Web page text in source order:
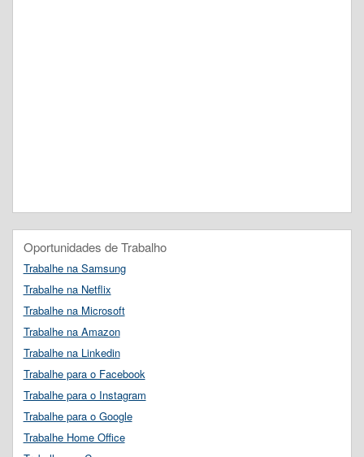
Oportunidades de Trabalho
Trabalhe na Samsung
Trabalhe na Netflix
Trabalhe na Microsoft
Trabalhe na Amazon
Trabalhe na Linkedin
Trabalhe para o Facebook
Trabalhe para o Instagram
Trabalhe para o Google
Trabalhe Home Office